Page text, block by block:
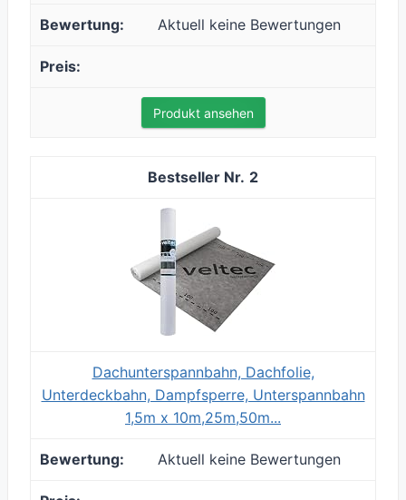
Aktuell keine Bewertungen
Produkt ansehen
2
Dachunterspannbahn, Dachfolie,
Unterdeckbahn, Dampfsperre, Unterspannbahn
1,5m x 10m,25m,50m...
Aktuell keine Bewertungen